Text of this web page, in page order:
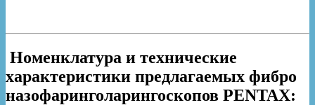
Номенклатура и технические
характеристики предлагаемых фибро
назофаринголарингоскопов PENTAX: